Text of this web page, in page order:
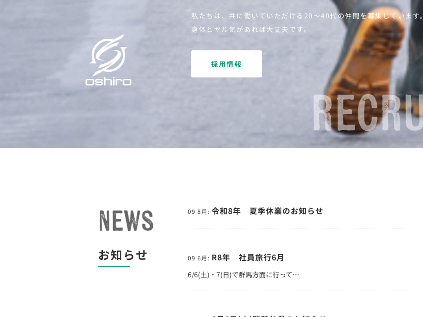
私たちは、共に働いていただける20～40代の仲間を募集しています。
身体とヤル気があれば大丈夫です。
採用情報
お知らせ
09 8月:令和8年 夏季休業のお知らせ
09 6月: R8年 社員旅行6月
6/6(土)・7(日)で群馬方面に行って…